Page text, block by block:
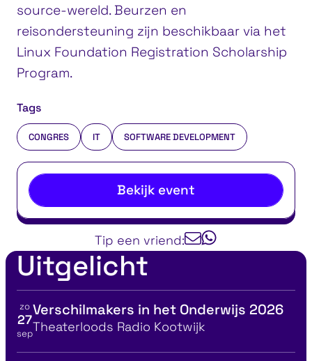
source-wereld. Beurzen en
reisondersteuning zijn beschikbaar via het
Linux Foundation Registration Scholarship
Program.
Tags
CONGRES IT SOFTWARE DEVELOPMENT
Bekijk event
Tip een vriend:
Uitgelicht
Bekijk details voor
zo
27
sep
Verschilmakers in het Onderwijs 2026
Locatie
Theaterloods Radio Kootwijk